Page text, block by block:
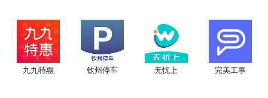
九九特惠 钦州停车 无忧上 完美工事